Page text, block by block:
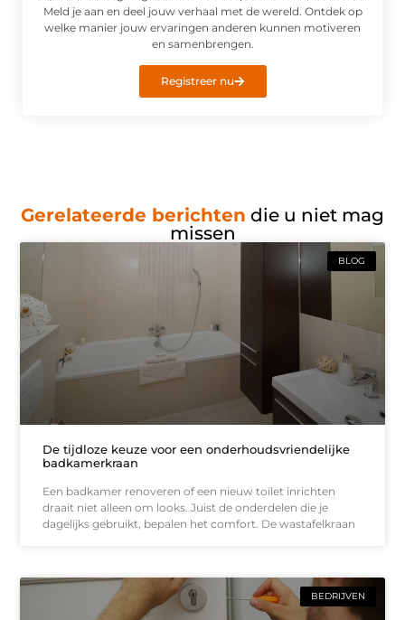
Meld je aan en deel jouw verhaal met de wereld. Ontdek op
welke manier jouw ervaringen anderen kunnen motiveren
en samenbrengen.
Registreer nu
Gerelateerde berichten die u niet mag
missen
BLOG
De tijdloze keuze voor een onderhoudsvriendelijke
badkamerkraan
Een badkamer renoveren of een nieuw toilet inrichten
draait niet alleen om looks. Juist de onderdelen die je
dagelijks gebruikt, bepalen het comfort. De wastafelkraan
BEDRIJVEN